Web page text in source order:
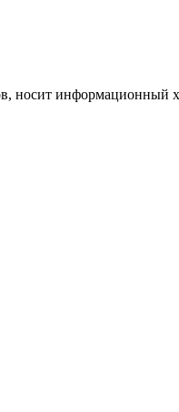
носит информационный